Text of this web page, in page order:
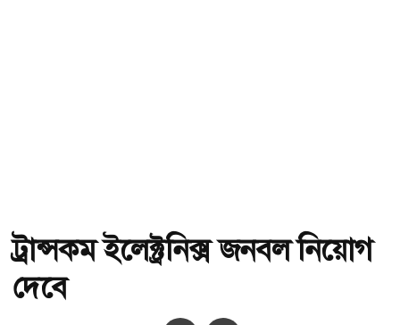
ট্রান্সকম ইলেক্ট্রনিক্স জনবল নিয়োগ
দেবে